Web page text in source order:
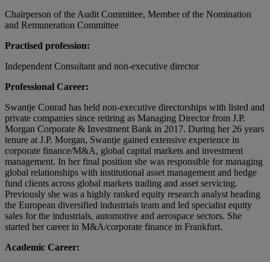
Chairperson of the Audit Committee, Member of the Nomination
and Remuneration Committee
Practised profession:
Independent Consultant and non-executive director
Professional Career:
Swantje Conrad has held non-executive directorships with listed and
private companies since retiring as Managing Director from J.P.
Morgan Corporate & Investment Bank in 2017. During her 26 years
tenure at J.P. Morgan, Swantje gained extensive experience in
corporate finance/M&A, global capital markets and investment
management. In her final position she was responsible for managing
global relationships with institutional asset management and hedge
fund clients across global markets trading and asset servicing.
Previously she was a highly ranked equity research analyst heading
the European diversified industrials team and led specialist equity
sales for the industrials, automotive and aerospace sectors. She
started her career in M&A/corporate finance in Frankfurt.
Academic Career: